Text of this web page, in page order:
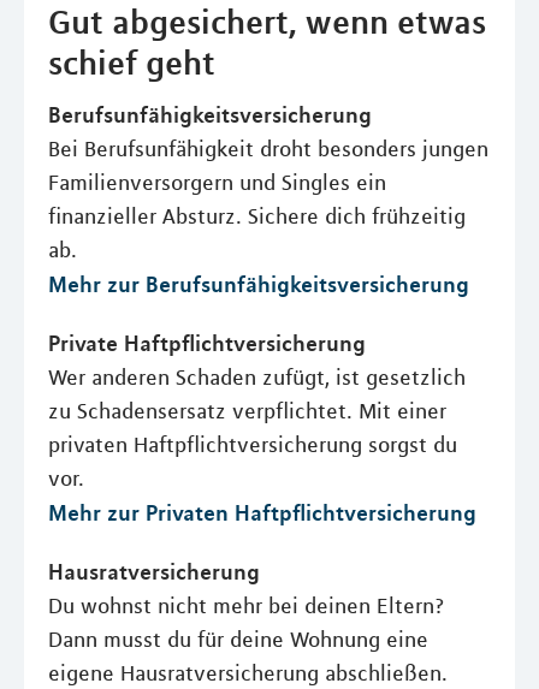
Gut abgesichert, wenn etwas
schief geht
Berufsunfähigkeitsversicherung
Bei Berufsunfähigkeit droht besonders jungen
Familienversorgern und Singles ein
finanzieller Absturz. Sichere dich frühzeitig
ab.
Mehr zur Berufsunfähigkeitsversicherung
Private Haftpflichtversicherung
Wer anderen Schaden zufügt, ist gesetzlich
zu Schadensersatz verpflichtet. Mit einer
privaten Haftpflichtversicherung sorgst du
vor.
Mehr zur Privaten Haftpflichtversicherung
Hausratversicherung
Du wohnst nicht mehr bei deinen Eltern?
Dann musst du für deine Wohnung eine
eigene Hausratversicherung abschließen.